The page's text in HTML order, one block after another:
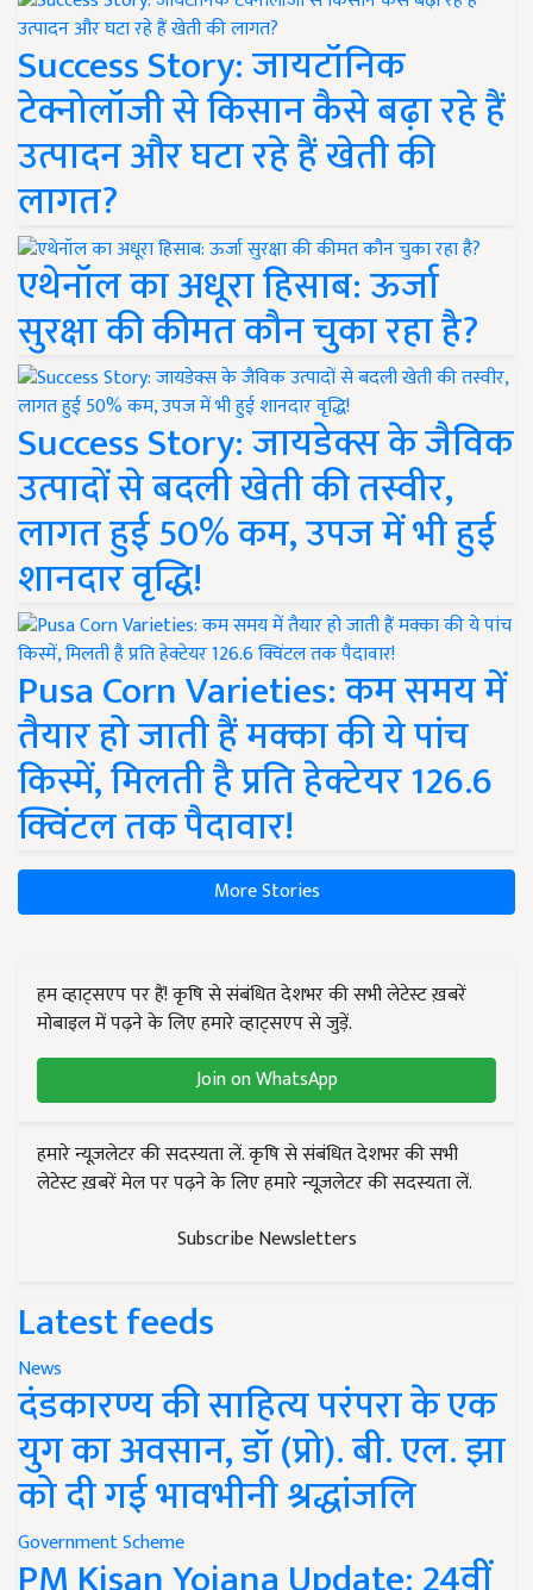
Success Story: जायटॉनिक
टेक्नोलॉजी से किसान कैसे बढ़ा रहे हैं
उत्पादन और घटा रहे हैं खेती की
लागत?
एथेनॉल का अधूरा हिसाब: ऊर्जा
सुरक्षा की कीमत कौन चुका रहा है?
Success Story: जायडेक्स के जैविक
उत्पादों से बदली खेती की तस्वीर,
लागत हुई 50% कम, उपज में भी हुई
शानदार वृद्धि!
Pusa Corn Varieties: कम समय में
तैयार हो जाती हैं मक्का की ये पांच
किस्में, मिलती है प्रति हेक्टेयर 126.6
क्विंटल तक पैदावार!
More Stories
हम व्हाट्सएप पर हैं! कृषि से संबंधित देशभर की सभी लेटेस्ट ख़बरें
मोबाइल में पढ़ने के लिए हमारे व्हाट्सएप से जुड़ें.
Join on WhatsApp
हमारे न्यूज़लेटर की सदस्यता लें. कृषि से संबंधित देशभर की सभी
लेटेस्ट ख़बरें मेल पर पढ़ने के लिए हमारे न्यूज़लेटर की सदस्यता लें.
Subscribe Newsletters
Latest feeds
News
दंडकारण्य की साहित्य परंपरा के एक
युग का अवसान, डॉ (प्रो). बी. एल. झा
को दी गई भावभीनी श्रद्धांजलि
Government Scheme